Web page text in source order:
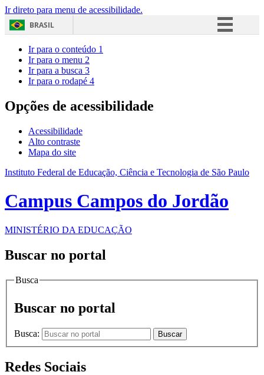
Ir direto para menu de acessibilidade.
BRASIL
Acesso à informação
Ir para o conteúdo 1
Ir para o menu 2
Ir para a busca 3
Ir para o rodapé 4
Opções de acessibilidade
Acessibilidade
Alto contraste
Mapa do site
Instituto Federal de Educação, Ciência e Tecnologia de São Paulo
Campus Campos do Jordão
MINISTÉRIO DA EDUCAÇÃO
Buscar no portal
Busca
Buscar no portal
Busca: Buscar
Redes Sociais